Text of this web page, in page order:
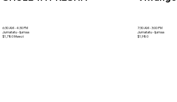
6:30 AM - 4:30 PM
Jumatatu - Ijumaa
$1,780 Mwezi
7:30 AM - 3:00 PM
Jumatatu - Ijumaa
$1,980